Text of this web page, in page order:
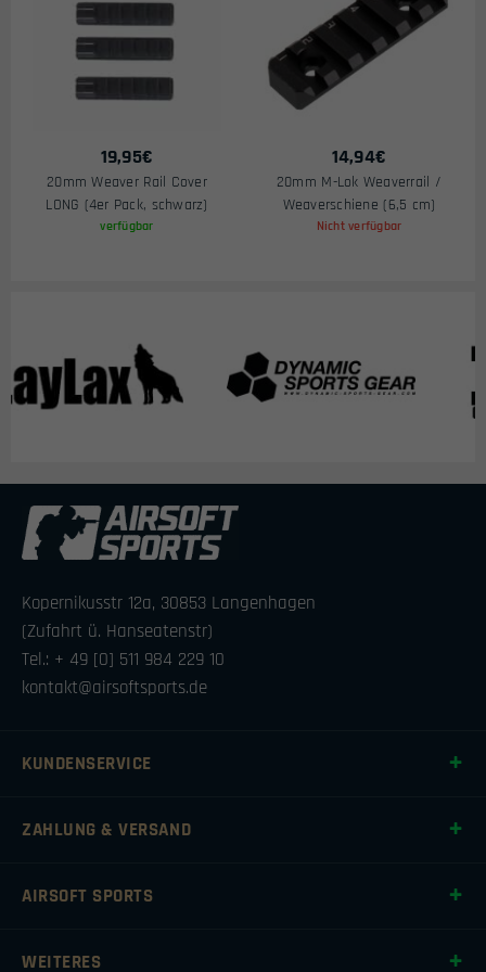
19,95€
20mm Weaver Rail Cover
LONG (4er Pack, schwarz)
verfügbar
14,94€
20mm M-Lok Weaverrail /
Weaverschiene (6,5 cm)
Nicht verfügbar
Kopernikusstr 12a, 30853 Langenhagen
(Zufahrt ü. Hanseatenstr)
Tel.: + 49 [0] 511 984 229 10
kontakt@airsoftsports.de
KUNDENSERVICE
ZAHLUNG & VERSAND
AIRSOFT SPORTS
WEITERES